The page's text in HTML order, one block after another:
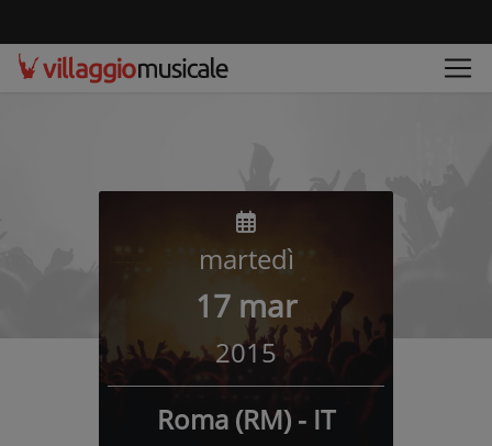
martedì
17 mar
2015
Roma (RM) - IT